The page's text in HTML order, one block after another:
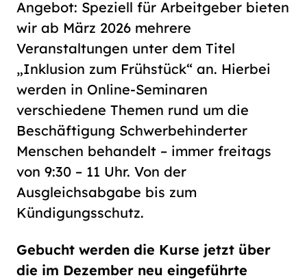
Angebot: Speziell für Arbeitgeber bieten
wir ab März 2026 mehrere
Veranstaltungen unter dem Titel
„Inklusion zum Frühstück“ an. Hierbei
werden in Online-Seminaren
verschiedene Themen rund um die
Beschäftigung Schwerbehinderter
Menschen behandelt – immer freitags
von 9:30 – 11 Uhr. Von der
Ausgleichsabgabe bis zum
Kündigungsschutz.
Gebucht werden die Kurse jetzt über
die im Dezember neu eingeführte